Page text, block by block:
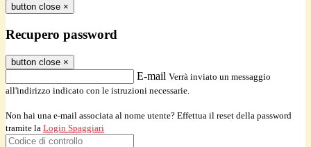
button close ×
Recupero password
button close ×
E-mail Verrà inviato un messaggio
all'indirizzo indicato con le istruzioni necessarie.
Non hai una e-mail associata al nome utente? Effettua il reset della password
tramite la Login Spaggiari